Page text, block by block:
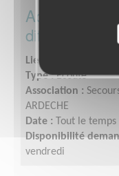
Accueillir,
difficultés
Lieu :
Type :Ecoute
Association :
ARDECHE
Date :
Tout le temps
Disponibilité
vendredi